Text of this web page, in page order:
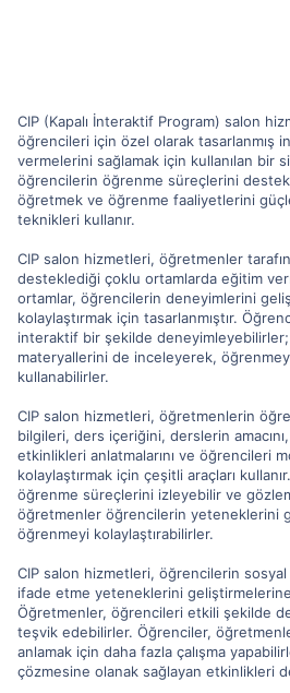
CIP (Kapalı İnteraktif Program) salon
öğrencileri için özel olarak tasarlanmış
vermelerini sağlamak için kullanılan bir
öğrencilerin öğrenme süreçlerini
öğretmek ve öğrenme faaliyetlerini
teknikleri kullanır.
CIP salon hizmetleri, öğretmenler
desteklediği çoklu ortamlarda eğitim
ortamlar, öğrencilerin deneyimlerini
kolaylaştırmak için tasarlanmıştır.
interaktif bir şekilde
materyallerini de inceleyerek,
kullanabilirler.
CIP salon hizmetleri, öğretmenlerin
bilgileri, ders içeriğini, derslerin
etkinlikleri anlatmalarını ve öğrencileri
kolaylaştırmak için çeşitli araçları
öğrenme süreçlerini izleyebilir ve
öğretmenler öğrencilerin yeteneklerini
öğrenmeyi kolaylaştırabilirler.
CIP salon hizmetleri, öğrencilerin
ifade etme yeteneklerini geliştirmelerine
Öğretmenler, öğrencileri etkili şekilde
teşvik edebilirler. Öğrenciler,
anlamak için daha fazla çalışma
çözmesine olanak sağlayan etkinlikleri